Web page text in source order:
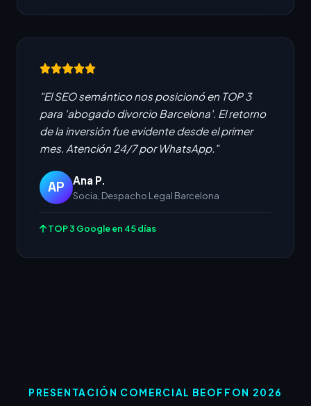
"El SEO semántico nos posicionó en TOP 3
para 'abogado divorcio Barcelona'. El retorno
de la inversión fue evidente desde el primer
mes. Atención 24/7 por WhatsApp."
AP Ana P.
Socia, Despacho Legal Barcelona
TOP 3 Google en 45 días
PRESENTACIÓN COMERCIAL BEOFFON 2026